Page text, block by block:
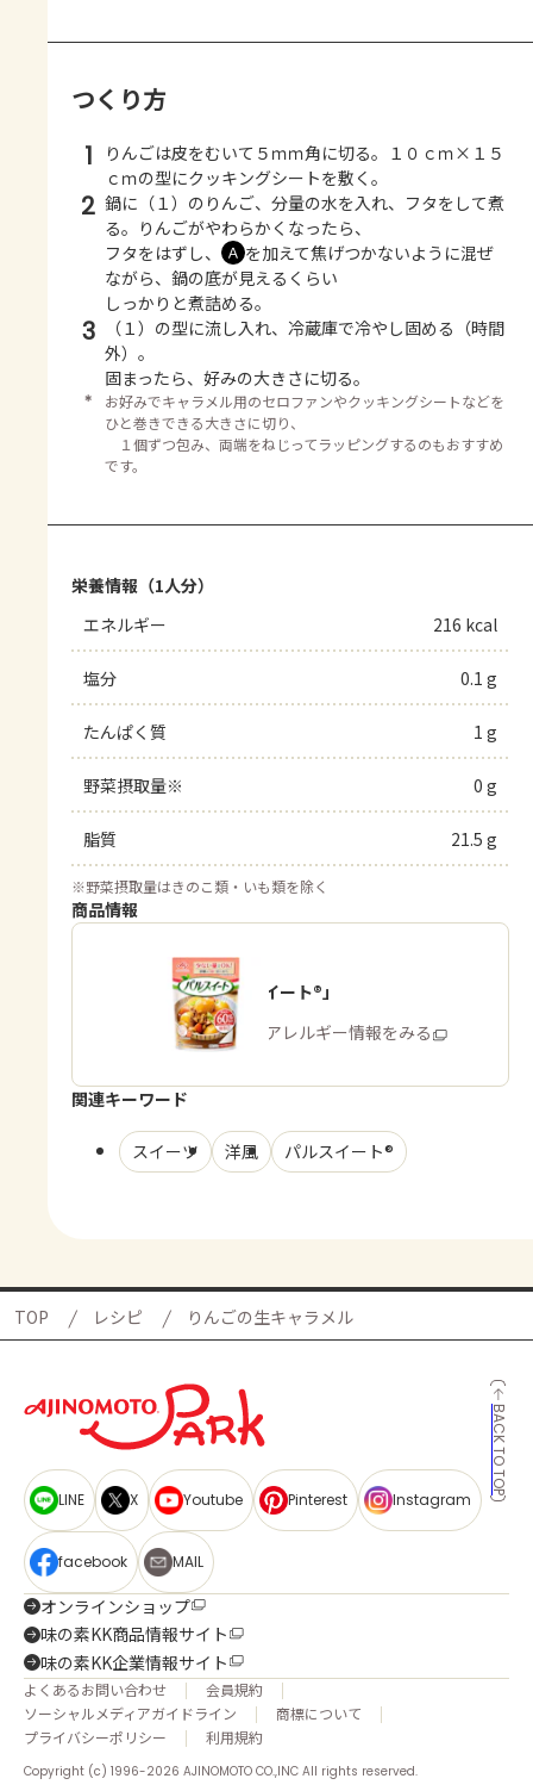
つくり方
1
りんごは皮をむいて５ｍｍ角に切る。１０ｃｍ×１５
ｃｍの型にクッキングシートを敷く。
2 鍋に（１）のりんご、分量の水を入れ、フタをして煮
る。りんごがやわらかくなったら、
フタをはずし、
Ａ を加えて焦げつかないように混ぜ
ながら、鍋の底が見えるくらい
しっかりと煮詰める。
3
（１）の型に流し入れ、冷蔵庫で冷やし固める（時間
外）。
固まったら、好みの大きさに切る。
＊
お好みでキャラメル用のセロファンやクッキングシートなどを
ひと巻きできる大きさに切り、
１個ずつ包み、両端をねじってラッピングするのもおすすめ
です。
栄養情報（1人分）
エネルギー
216 kcal
塩分 0.1 g
たんぱく質 1 g
野菜摂取量※ 0 g
脂質 21.5 g
※野菜摂取量はきのこ類・いも類を除く
商品情報
「パルスイート®」
商品・アレルギー情報をみる
関連キーワード
スイーツ 洋風 パルスイート®
TOP レシピ りんごの生キャラメル
BACK TO TOP
LINE X Youtube Pinterest Instagram
facebook MAIL
オンラインショップ
味の素KK商品情報サイト
味の素KK企業情報サイト
よくあるお問い合わせ
会員規約
ソーシャルメディアガイドライン
商標について
プライバシーポリシー
利用規約
Copyright (c) 1996-2026 AJINOMOTO CO.,INC All rights reserved.